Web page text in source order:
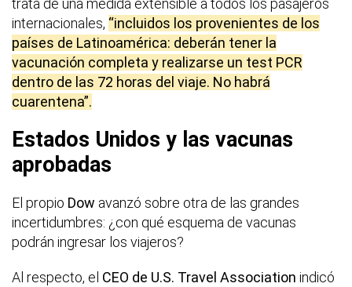
trata de una medida extensible a todos los pasajeros
internacionales, “incluidos los provenientes de los
países de Latinoamérica: deberán tener la
vacunación completa y realizarse un test PCR
dentro de las 72 horas del viaje. No habrá
cuarentena”.
Estados Unidos y las vacunas
aprobadas
El propio Dow avanzó sobre otra de las grandes
incertidumbres: ¿con qué esquema de vacunas
podrán ingresar los viajeros?
Al respecto, el CEO de U.S. Travel Association indicó